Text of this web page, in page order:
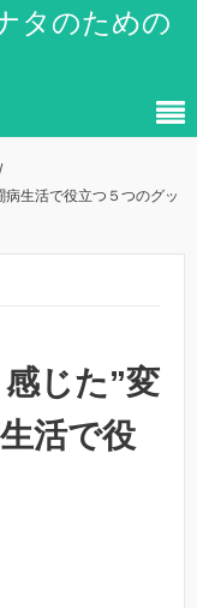
タのための
/
生活で役立つ５つのグッ
じた”変
活で役